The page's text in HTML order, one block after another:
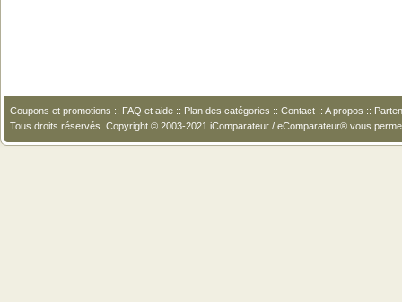
Coupons et promotions :: FAQ et aide :: Plan des catégories :: Contact :: A propos ::
Tous droits réservés. Copyright © 2003-2021 iComparateur / eComparateur® vous